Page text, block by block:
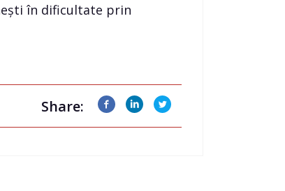
în dificultate prin
Share: